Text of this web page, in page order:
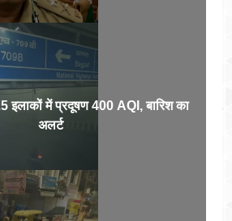
हुए थे स्लीपर सेल
में प्रदूषण 400 AQI, बारिश का
अलर्ट